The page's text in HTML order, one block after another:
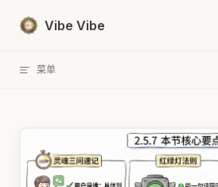
Skip to content
Vibe Vibe
菜单